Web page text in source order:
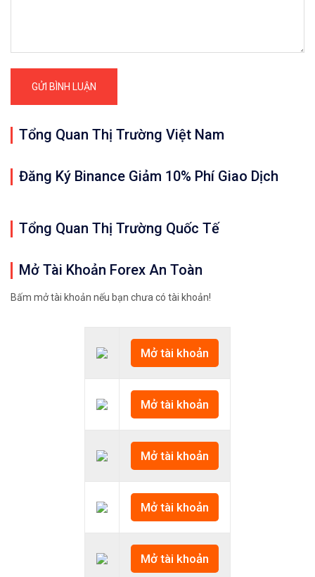
Tổng Quan Thị Trường Việt Nam
Đăng Ký Binance Giảm 10% Phí Giao Dịch
Tổng Quan Thị Trường Quốc Tế
Mở Tài Khoản Forex An Toàn
Bấm mở tài khoản nếu bạn chưa có tài khoản!
Mở tài khoản
Mở tài khoản
Mở tài khoản
Mở tài khoản
Mở tài khoản